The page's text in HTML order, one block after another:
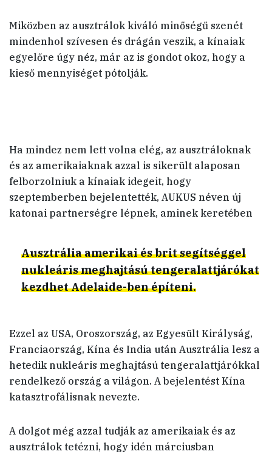
Miközben az ausztrálok kiváló minőségű szenét
mindenhol szívesen és drágán veszik, a kínaiak
egyelőre úgy néz, már az is gondot okoz, hogy a
kieső mennyiséget pótolják.
Ha mindez nem lett volna elég, az ausztráloknak
és az amerikaiaknak azzal is sikerült alaposan
felborzolniuk a kínaiak idegeit, hogy
szeptemberben bejelentették, AUKUS néven új
katonai partnerségre lépnek, aminek keretében
Ausztrália amerikai és brit segítséggel
nukleáris meghajtású tengeralattjárókat
kezdhet Adelaide-ben építeni.
Ezzel az USA, Oroszország, az Egyesült Királyság,
Franciaország, Kína és India után Ausztrália lesz a
hetedik nukleáris meghajtású tengeralattjárókkal
rendelkező ország a világon. A bejelentést Kína
katasztrofálisnak nevezte.
A dolgot még azzal tudják az amerikaiak és az
ausztrálok tetézni, hogy idén márciusban